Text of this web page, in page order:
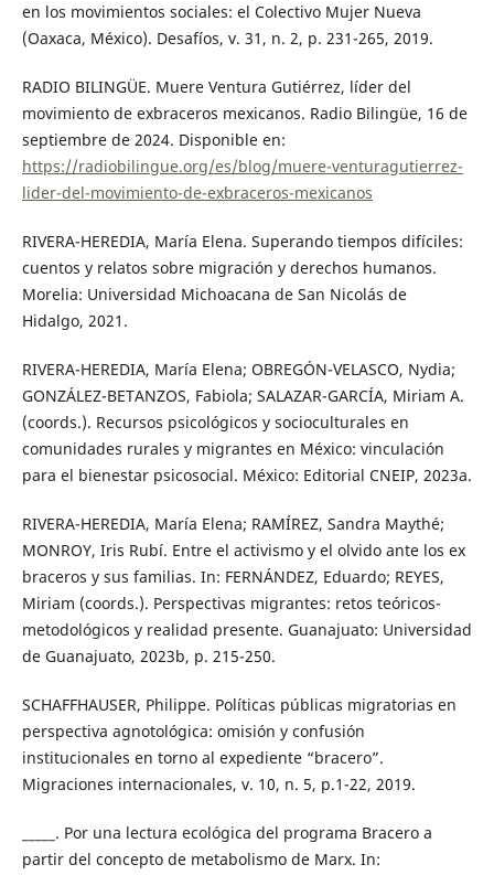
en los movimientos sociales: el Colectivo Mujer Nueva
(Oaxaca, México). Desafíos, v. 31, n. 2, p. 231-265, 2019.
RADIO BILINGÜE. Muere Ventura Gutiérrez, líder del
movimiento de exbraceros mexicanos. Radio Bilingüe, 16 de
septiembre de 2024. Disponible en:
https://radiobilingue.org/es/blog/muere-venturagutierrez-
lider-del-movimiento-de-exbraceros-mexicanos
RIVERA-HEREDIA, María Elena. Superando tiempos difíciles:
cuentos y relatos sobre migración y derechos humanos.
Morelia: Universidad Michoacana de San Nicolás de
Hidalgo, 2021.
RIVERA-HEREDIA, María Elena; OBREGÓN-VELASCO, Nydia;
GONZÁLEZ-BETANZOS, Fabiola; SALAZAR-GARCÍA, Miriam A.
(coords.). Recursos psicológicos y socioculturales en
comunidades rurales y migrantes en México: vinculación
para el bienestar psicosocial. México: Editorial CNEIP, 2023a.
RIVERA-HEREDIA, María Elena; RAMÍREZ, Sandra Maythé;
MONROY, Iris Rubí. Entre el activismo y el olvido ante los ex
braceros y sus familias. In: FERNÁNDEZ, Eduardo; REYES,
Miriam (coords.). Perspectivas migrantes: retos teóricos-
metodológicos y realidad presente. Guanajuato: Universidad
de Guanajuato, 2023b, p. 215-250.
SCHAFFHAUSER, Philippe. Políticas públicas migratorias en
perspectiva agnotológica: omisión y confusión
institucionales en torno al expediente “bracero”.
Migraciones internacionales, v. 10, n. 5, p.1-22, 2019.
_____. Por una lectura ecológica del programa Bracero a
partir del concepto de metabolismo de Marx. In: